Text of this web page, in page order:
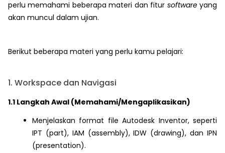
perlu memahami beberapa materi dan fitur softwareyang
akan muncul dalam ujian.
Berikut beberapa materi yang perlu kamu pelajari:
1. Workspace dan Navigasi
1.1 Langkah Awal (Memahami/Mengaplikasikan)
Menjelaskan format file Autodesk Inventor, seperti
IPT (part), IAM (assembly), IDW (drawing), dan IPN
(presentation).